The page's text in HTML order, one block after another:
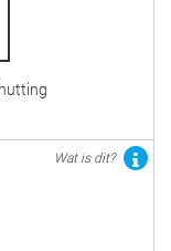
Wat is dit?